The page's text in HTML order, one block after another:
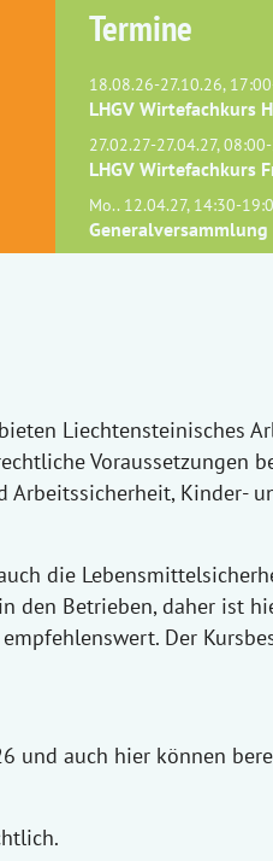
Termine
18.08.26-27.10.26,
LHGV Wirtefachkurs
27.02.27-27.04.27,
LHGV Wirtefachkurs
Mo.. 12.04.27, 14:30-
Generalversammlung
Liechtensteinisches
Voraussetzungen
Kinder-
die
den Betrieben, daher ist
Der
und auch hier können